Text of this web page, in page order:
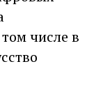
числе в